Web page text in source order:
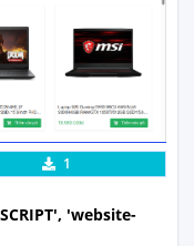
Xem Thực Tế
1
'website-